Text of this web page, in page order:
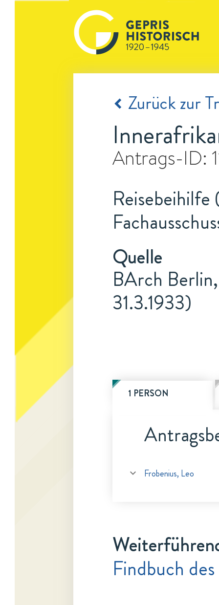
Zurück zur
Antrags-ID:
Quelle
BArch
31.3.1933)
1 PERSON
Frobenius, Leo
Findbuch